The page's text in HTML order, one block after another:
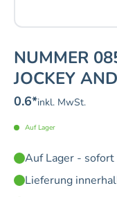
NUMMER
JOCKEY
0.6*inkl. MwSt.
Auf Lager
Auf Lager - sofort
Lieferung